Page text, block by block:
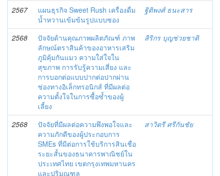
2567
แผนธุรกิจ Sweet Rush เครื่องดื่ม
น้ำหวานเข้มข้นรูปแบบซอง
ฐิติพงศ์ ธนะสาร
2568
ปัจจัยด้านคุณภาพผลิตภัณฑ์ ภาพ
ลักษณ์ตราสินค้าของอาหารเสริม
ภูมิคุ้มกันแมว ความใส่ใจใน
สุขภาพ การรับรู้ความเสี่ยง และ
การบอกต่อแบบปากต่อปากผ่าน
ช่องทางอิเล็กทรอนิกส์ ที่มีผลต่อ
ความตั้งใจในการซื้อซ้ำของผู้
เลี้ยง
สิริกร บุญช่วยชาติ
2568
ปัจจัยที่มีผลต่อความพึงพอใจและ
ความภักดีของผู้ประกอบการ
SMEs ที่มีต่อการใช้บริการสินเชื่อ
ระยะสั้นของธนาคารพาณิชย์ใน
ประเทศไทย เขตกรุงเทพมหานคร
และปริมณฑล
สาวิตรี ศรีกันชัย